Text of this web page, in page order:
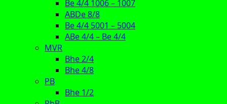
Be 4/4 1006 – 1007
ABDe 8/8
Be 4/4 5001 – 5004
ABe 4/4 – Be 4/4
MVR
Bhe 2/4
Bhe 4/8
PB
Bhe 1/2